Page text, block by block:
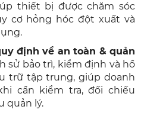
thiết bị được chăm sóc
cơ hỏng hóc đột xuất và
định về an toàn & quản
sử bảo trì, kiểm định và hồ
trữ tập trung, giúp doanh
cần kiểm tra, đối chiếu
quản lý.